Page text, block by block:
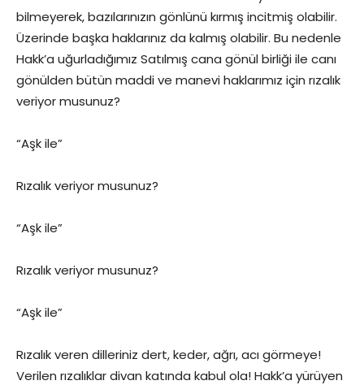
bilmeyerek, bazılarınızın gönlünü kırmış incitmiş olabilir.
Üzerinde başka haklarınız da kalmış olabilir. Bu nedenle
Hakk’a uğurladığımız Satılmış cana gönül birliği ile canı
gönülden bütün maddi ve manevi haklarımız için rızalık
veriyor musunuz?
“Aşk ile”
Rızalık veriyor musunuz?
“Aşk ile”
Rızalık veriyor musunuz?
“Aşk ile”
Rızalık veren dilleriniz dert, keder, ağrı, acı görmeye!
Verilen rızalıklar divan katında kabul ola! Hakk’a yürüyen